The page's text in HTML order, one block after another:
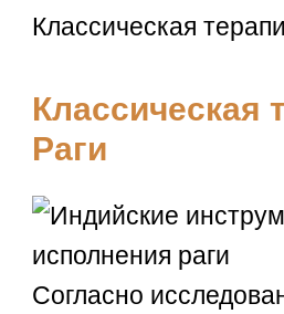
Классическая
Классическая
Раги
Согласно